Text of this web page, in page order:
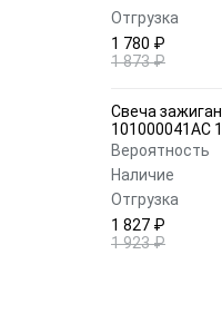
Отгрузка
1 780 ₽
1 873 ₽
Свеча
101000041AC
Вероятность
Наличие
Отгрузка
1 827 ₽
1 923 ₽